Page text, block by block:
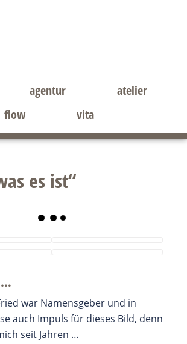
agentur
atelier
flow
vita
es ist“
…
war Namensgeber und in
auch Impuls für dieses Bild, denn
seit Jahren …